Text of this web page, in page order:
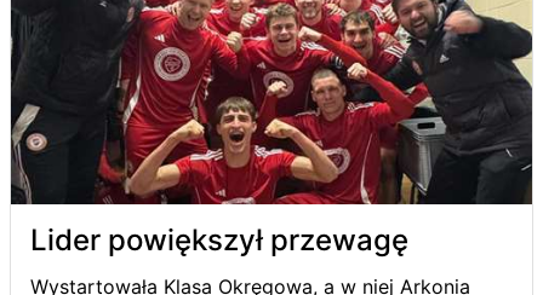
Lider powiększył przewagę
Wystartowała Klasa Okręgowa, a w niej Arkonia